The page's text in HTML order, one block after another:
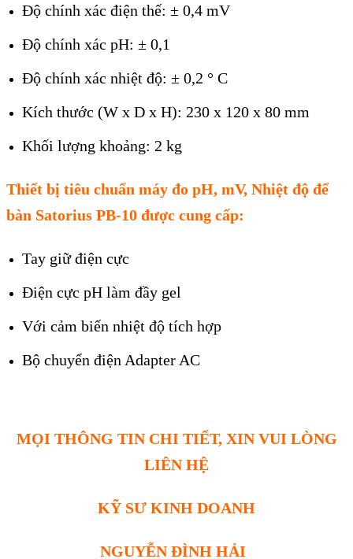
Độ chính xác điện thế: ± 0,4 mV
Độ chính xác pH: ± 0,1
Độ chính xác nhiệt độ: ± 0,2 ° C
Kích thước (W x D x H): 230 x 120 x 80 mm
Khối lượng khoảng: 2 kg
Thiết bị tiêu chuẩn máy đo pH, mV, Nhiệt độ để
bàn Satorius PB-10 được cung cấp:
Tay giữ điện cực
Điện cực pH làm đầy gel
Với cảm biến nhiệt độ tích hợp
Bộ chuyển điện Adapter AC
MỌI THÔNG TIN CHI TIẾT, XIN VUI LÒNG
LIÊN HỆ
KỸ SƯ KINH DOANH
NGUYỄN ĐÌNH HẢI